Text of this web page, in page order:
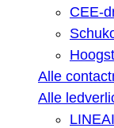
CEE-
Alle
Alle